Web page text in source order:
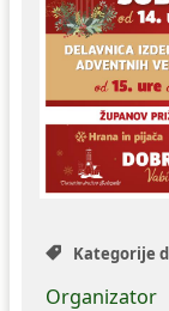
Kategorije
Organizator
Ceniki
Fotogalerija
Varstvo osebnih
Katalog informacij
Proračun občine
Koledar odvoza
Varuhov kotiček
Uradni dokumenti